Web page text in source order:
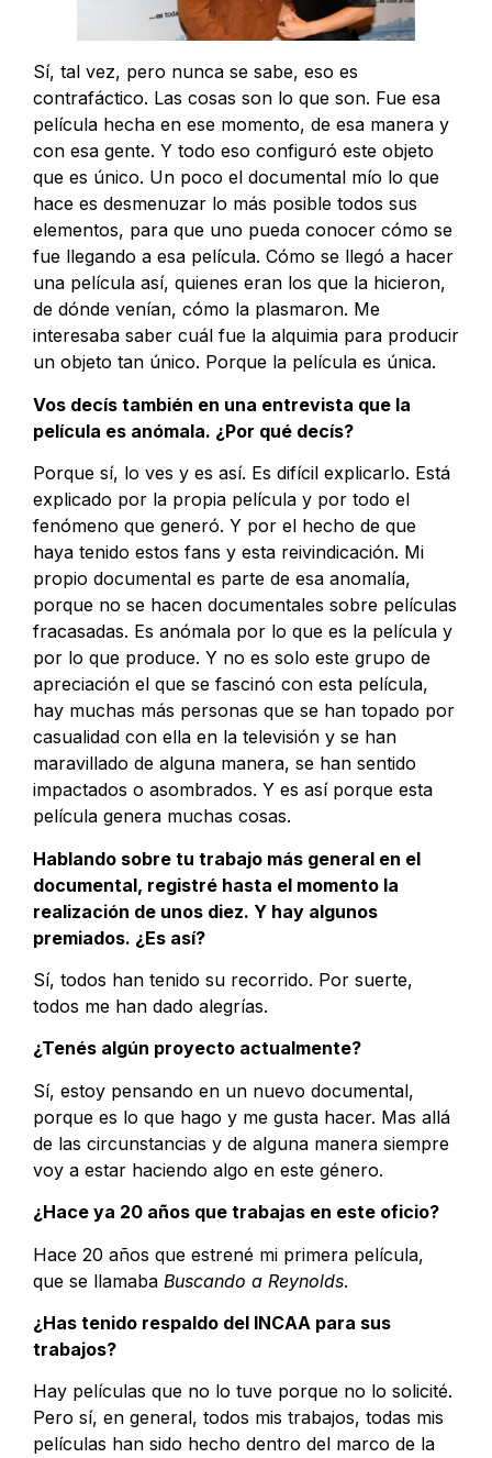
Sí, tal vez, pero nunca se sabe, eso es
contrafáctico. Las cosas son lo que son. Fue esa
película hecha en ese momento, de esa manera y
con esa gente. Y todo eso configuró este objeto
que es único. Un poco el documental mío lo que
hace es desmenuzar lo más posible todos sus
elementos, para que uno pueda conocer cómo se
fue llegando a esa película. Cómo se llegó a hacer
una película así, quienes eran los que la hicieron,
de dónde venían, cómo la plasmaron. Me
interesaba saber cuál fue la alquimia para producir
un objeto tan único. Porque la película es única.
Vos decís también en una entrevista que la
película es anómala. ¿Por qué decís?
Porque sí, lo ves y es así. Es difícil explicarlo. Está
explicado por la propia película y por todo el
fenómeno que generó. Y por el hecho de que
haya tenido estos fans y esta reivindicación. Mi
propio documental es parte de esa anomalía,
porque no se hacen documentales sobre películas
fracasadas. Es anómala por lo que es la película y
por lo que produce. Y no es solo este grupo de
apreciación el que se fascinó con esta película,
hay muchas más personas que se han topado por
casualidad con ella en la televisión y se han
maravillado de alguna manera, se han sentido
impactados o asombrados. Y es así porque esta
película genera muchas cosas.
Hablando sobre tu trabajo más general en el
documental, registré hasta el momento la
realización de unos diez. Y hay algunos
premiados. ¿Es así?
Sí, todos han tenido su recorrido. Por suerte,
todos me han dado alegrías.
¿Tenés algún proyecto actualmente?
Sí, estoy pensando en un nuevo documental,
porque es lo que hago y me gusta hacer. Mas allá
de las circunstancias y de alguna manera siempre
voy a estar haciendo algo en este género.
¿Hace ya 20 años que trabajas en este oficio?
Hace 20 años que estrené mi primera película,
que se llamaba Buscando a Reynolds.
¿Has tenido respaldo del INCAA para sus
trabajos?
Hay películas que no lo tuve porque no lo solicité.
Pero sí, en general, todos mis trabajos, todas mis
películas han sido hecho dentro del marco de la